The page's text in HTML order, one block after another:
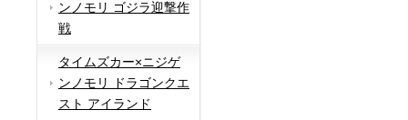
ンノモリ ゴジラ迎撃作
戦
タイムズカー×ニジゲ
ンノモリ ドラゴンクエ
スト アイランド